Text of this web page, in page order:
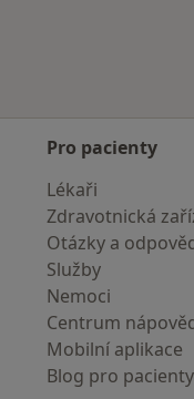
Pro pacienty
Lékaři
Zdravotnická
Otázky a
Služby
Nemoci
Centrum
Mobilní aplikace
Blog pro pacienty